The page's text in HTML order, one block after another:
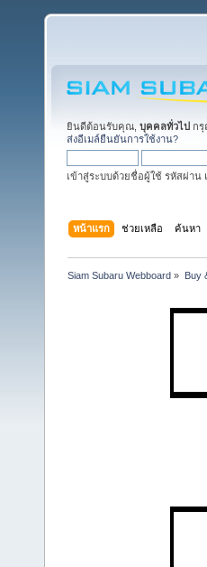
ยินดีต้อนรับคุณ, บุคคลทั่วไป ก
ส่งอีเมล์ยืนยันการใช้งาน?
เข้าสู่ระบบด้วยชื่อผู้ใช้ รหัสผ่าน
หน้าแรก ช่วยเหลือ ค้นหา
Siam Subaru Webboard » Buy